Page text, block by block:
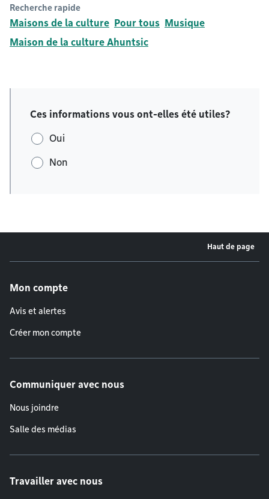
Recherche rapide
Maisons de la culture Pour tous Musique
Maison de la culture Ahuntsic
Ces informations vous ont-elles été utiles?
Oui
Non
Haut de page
Mon compte
Avis et alertes
Créer mon compte
Communiquer avec nous
Nous joindre
Salle des médias
Travailler avec nous